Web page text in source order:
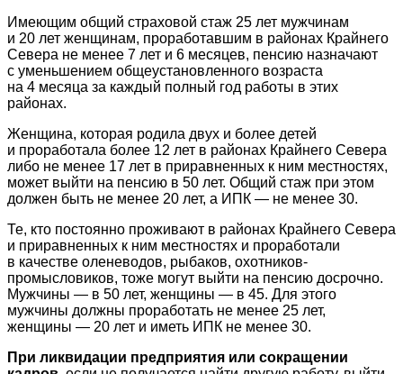
Имеющим общий страховой стаж 25 лет мужчинам
и 20 лет женщинам, проработавшим в районах Крайнего
Севера не менее 7 лет и 6 месяцев, пенсию назначают
с уменьшением общеустановленного возраста
на 4 месяца за каждый полный год работы в этих
районах.
Женщина, которая родила двух и более детей
и проработала более 12 лет в районах Крайнего Севера
либо не менее 17 лет в приравненных к ним местностях,
может выйти на пенсию в 50 лет. Общий стаж при этом
должен быть не менее 20 лет, а ИПК — не менее 30.
Те, кто постоянно проживают в районах Крайнего Севера
и приравненных к ним местностях и проработали
в качестве оленеводов, рыбаков, охотников-
промысловиков, тоже могут выйти на пенсию досрочно.
Мужчины — в 50 лет, женщины — в 45. Для этого
мужчины должны проработать не менее 25 лет,
женщины — 20 лет и иметь ИПК не менее 30.
При ликвидации предприятия или сокращении